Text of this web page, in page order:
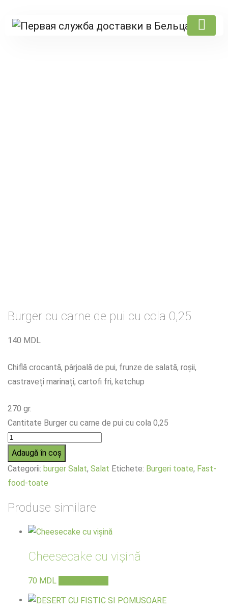
Burger cu carne de pui cu cola 0,25
140 MDL
Chiflă crocantă, pârjoală de pui, frunze de salată, roșii,
castraveți marinați, cartofi fri, ketchup
270 gr.
Cantitate Burger cu carne de pui cu cola 0,25
Adaugă în coș
Categorii: burger Salat, Salat Etichete: Burgeri toate, Fast-
food-toate
Produse similare
Cheesecake cu vișină
70 MDL